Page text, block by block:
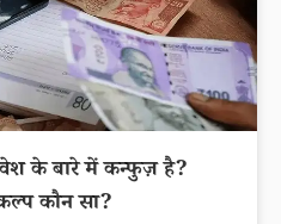
के बारे में कन्फुज़ है?
कौन सा?